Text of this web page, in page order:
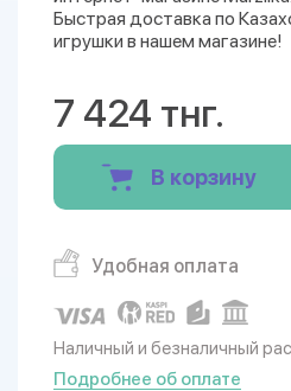
Быстрая доставка по
игрушки в нашем магазине!
7 424 тнг.
В корзину
Удобная оплата
Наличный и безналичный
Подробнее об оплате